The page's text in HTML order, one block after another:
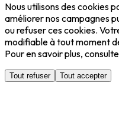
Nous utilisons des cookies
améliorer nos campagnes
ou refuser ces cookies.
modifiable à tout moment
Pour en savoir plus,
Tout refuser Tout accepter